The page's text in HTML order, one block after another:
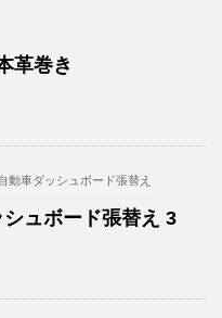
革巻き
動車ダッシュボード張替え
ュボード張替え 3